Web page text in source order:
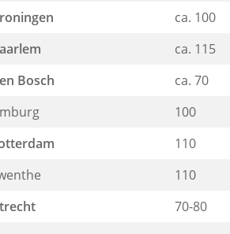
ca. 100
ca. 115
Bosch
ca. 70
100
110
110
70-80